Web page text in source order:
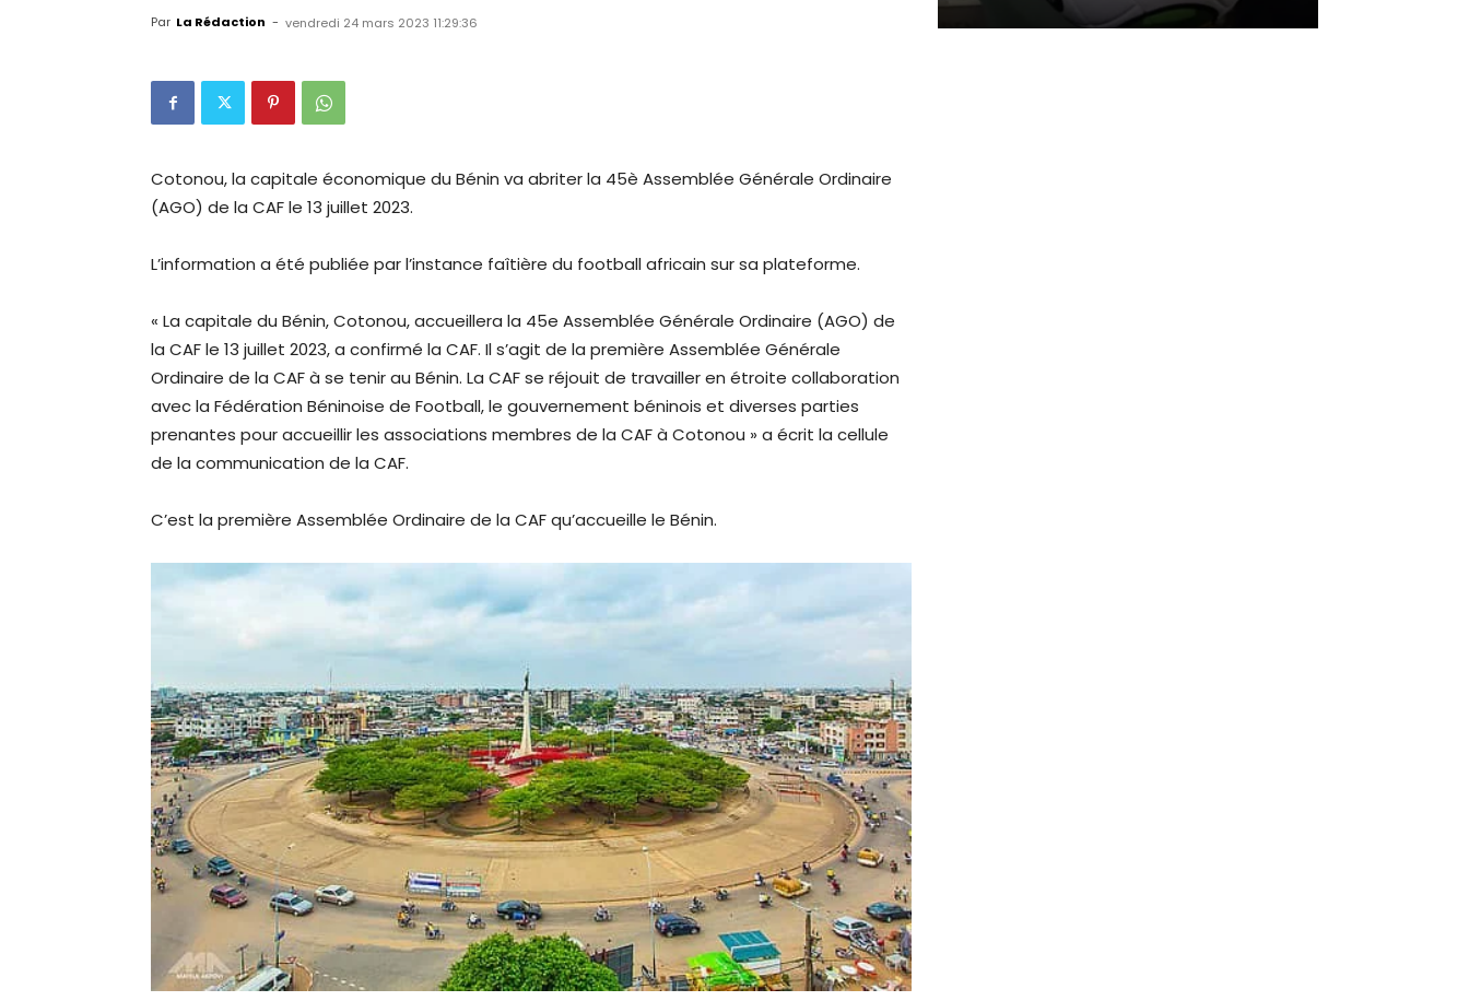
Par La Rédaction - vendredi 24 mars 2023 11:29:36
Cotonou, la capitale économique du Bénin va abriter la 45è Assemblée Générale Ordinaire
(AGO) de la CAF le 13 juillet 2023.
L’information a été publiée par l’instance faîtière du football africain sur sa plateforme.
« La capitale du Bénin, Cotonou, accueillera la 45e Assemblée Générale Ordinaire (AGO) de
la CAF le 13 juillet 2023, a confirmé la CAF. Il s’agit de la première Assemblée Générale
Ordinaire de la CAF à se tenir au Bénin. La CAF se réjouit de travailler en étroite collaboration
avec la Fédération Béninoise de Football, le gouvernement béninois et diverses parties
prenantes pour accueillir les associations membres de la CAF à Cotonou » a écrit la cellule
de la communication de la CAF.
C’est la première Assemblée Ordinaire de la CAF qu’accueille le Bénin.